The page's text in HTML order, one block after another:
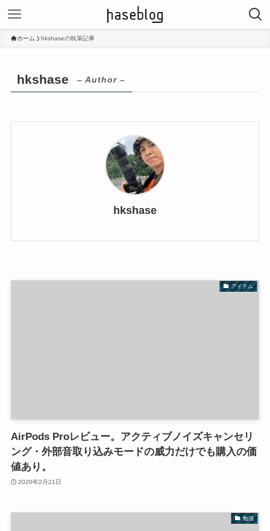
ホーム hkshaseの執筆記事
hkshase – Author –
hkshase
アイテム
AirPods Proレビュー。アクティブノイズキャンセリ
ング・外部音取り込みモードの威力だけでも購入の価
値あり。
2020年2月21日
勉強